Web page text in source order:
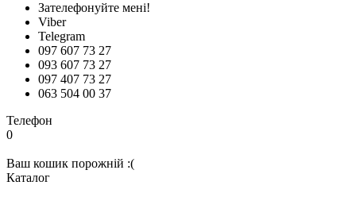
Зателефонуйте мені!
Viber
Telegram
097 607 73 27
093 607 73 27
097 407 73 27
063 504 00 37
Телефон
0
Ваш кошик порожній :(
Каталог